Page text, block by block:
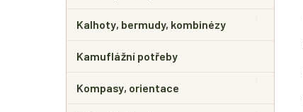
Kalhoty, bermudy, kombinézy
Kamuflážní potřeby
Kompasy, orientace